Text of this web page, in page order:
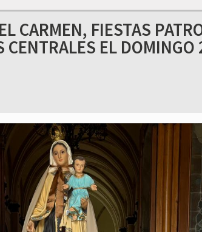
CARMEN, FIESTAS
CENTRALES EL DOMINGO